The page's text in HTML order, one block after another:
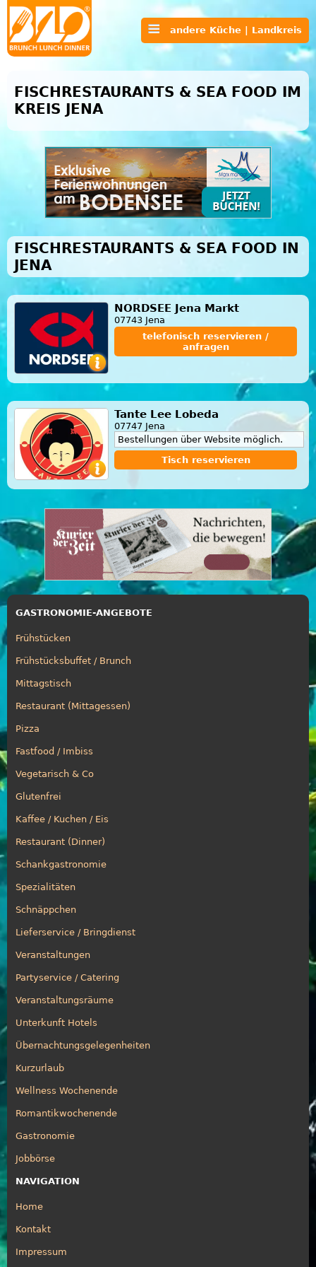
andere Küche | Landkreis
FISCHRESTAURANTS & SEA FOOD IM
KREIS JENA
FISCHRESTAURANTS & SEA FOOD IN
JENA
NORDSEE Jena Markt
07743 Jena
telefonisch reservieren /
anfragen
Tante Lee Lobeda
07747 Jena
Bestellungen über Website möglich.
Tisch reservieren
GASTRONOMIE-ANGEBOTE
Frühstücken
Frühstücksbuffet / Brunch
Mittagstisch
Restaurant (Mittagessen)
Pizza
Fastfood / Imbiss
Vegetarisch & Co
Glutenfrei
Kaffee / Kuchen / Eis
Restaurant (Dinner)
Schankgastronomie
Spezialitäten
Schnäppchen
Lieferservice / Bringdienst
Veranstaltungen
Partyservice / Catering
Veranstaltungsräume
Unterkunft Hotels
Übernachtungsgelegenheiten
Kurzurlaub
Wellness Wochenende
Romantikwochenende
Gastronomie
Jobbörse
NAVIGATION
Home
Kontakt
Impressum